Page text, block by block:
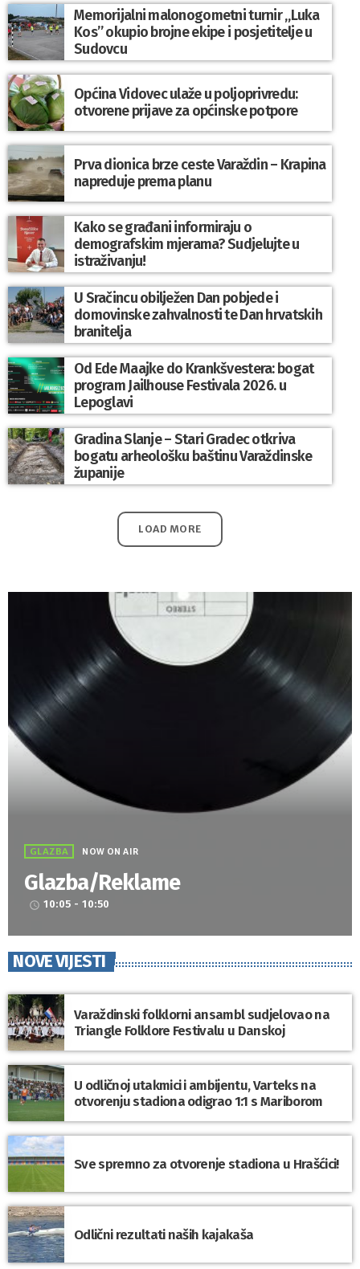
Memorijalni malonogometni turnir „Luka
Kos” okupio brojne ekipe i posjetitelje u
Sudovcu
Općina Vidovec ulaže u poljoprivredu:
otvorene prijave za općinske potpore
Prva dionica brze ceste Varaždin – Krapina
napreduje prema planu
Kako se građani informiraju o
demografskim mjerama? Sudjelujte u
istraživanju!
U Sračincu obilježen Dan pobjede i
domovinske zahvalnosti te Dan hrvatskih
branitelja
Od Ede Maajke do Krankšvestera: bogat
program Jailhouse Festivala 2026. u
Lepoglavi
Gradina Slanje – Stari Gradec otkriva
bogatu arheološku baštinu Varaždinske
županije
LOAD MORE
GLAZBA NOW ON AIR
Glazba/Reklame
access_time 10:05 - 10:50
NOVE VIJESTI
Varaždinski folklorni ansambl sudjelovao na
Triangle Folklore Festivalu u Danskoj
U odličnoj utakmici i ambijentu, Varteks na
otvorenju stadiona odigrao 1:1 s Mariborom
Sve spremno za otvorenje stadiona u Hrašćici!
Odlični rezultati naših kajakaša